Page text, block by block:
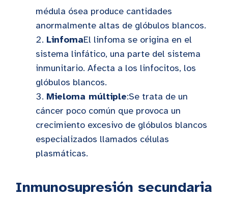
médula ósea produce cantidades
anormalmente altas de glóbulos blancos.
LinfomaEl linfoma se origina en el
sistema linfático, una parte del sistema
inmunitario. Afecta a los linfocitos, los
glóbulos blancos.
Mieloma múltiple:Se trata de un
cáncer poco común que provoca un
crecimiento excesivo de glóbulos blancos
especializados llamados células
plasmáticas.
Inmunosupresión secundaria